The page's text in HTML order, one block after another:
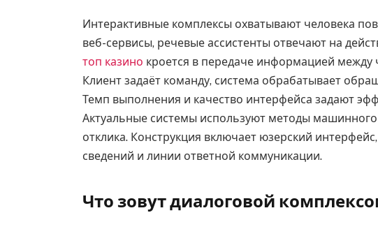
Интерактивные комплексы охватывают человека
веб-сервисы, речевые ассистенты отвечают на
топ казино кроется в передаче информацией
Клиент задаёт команду, система обрабатывает
Темп выполнения и качество интерфейса задают
Актуальные системы используют методы
отклика. Конструкция включает юзерский
сведений и линии ответной коммуникации.
Что зовут диалоговой